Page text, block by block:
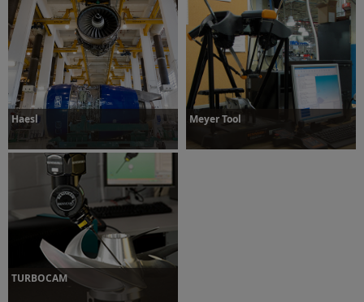
Dowiedz się więcej Dowiedz się więcej
Haesl
Dowiedz się więcej
Meyer Tool
TURBOCAM